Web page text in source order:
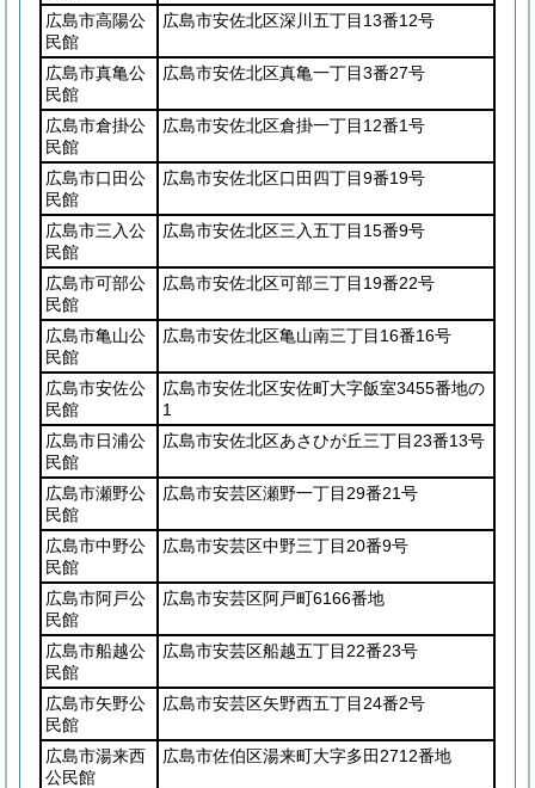
広島市高陽公
民館
広島市安佐北区深川五丁目13番12号
広島市真亀公
民館
広島市安佐北区真亀一丁目3番27号
広島市倉掛公
民館
広島市安佐北区倉掛一丁目12番1号
広島市口田公
民館
広島市安佐北区口田四丁目9番19号
広島市三入公
民館
広島市安佐北区三入五丁目15番9号
広島市可部公
民館
広島市安佐北区可部三丁目19番22号
広島市亀山公
民館
広島市安佐北区亀山南三丁目16番16号
広島市安佐公
民館
広島市安佐北区安佐町大字飯室3455番地の
1
広島市日浦公
民館
広島市安佐北区あさひが丘三丁目23番13号
広島市瀬野公
民館
広島市安芸区瀬野一丁目29番21号
広島市中野公
民館
広島市安芸区中野三丁目20番9号
広島市阿戸公
民館
広島市安芸区阿戸町6166番地
広島市船越公
民館
広島市安芸区船越五丁目22番23号
広島市矢野公
民館
広島市安芸区矢野西五丁目24番2号
広島市湯来西
公民館
広島市佐伯区湯来町大字多田2712番地